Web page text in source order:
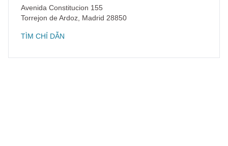
Avenida Constitucion 155
Torrejon de Ardoz Madrid 28850
TÌM CHỈ DẪN